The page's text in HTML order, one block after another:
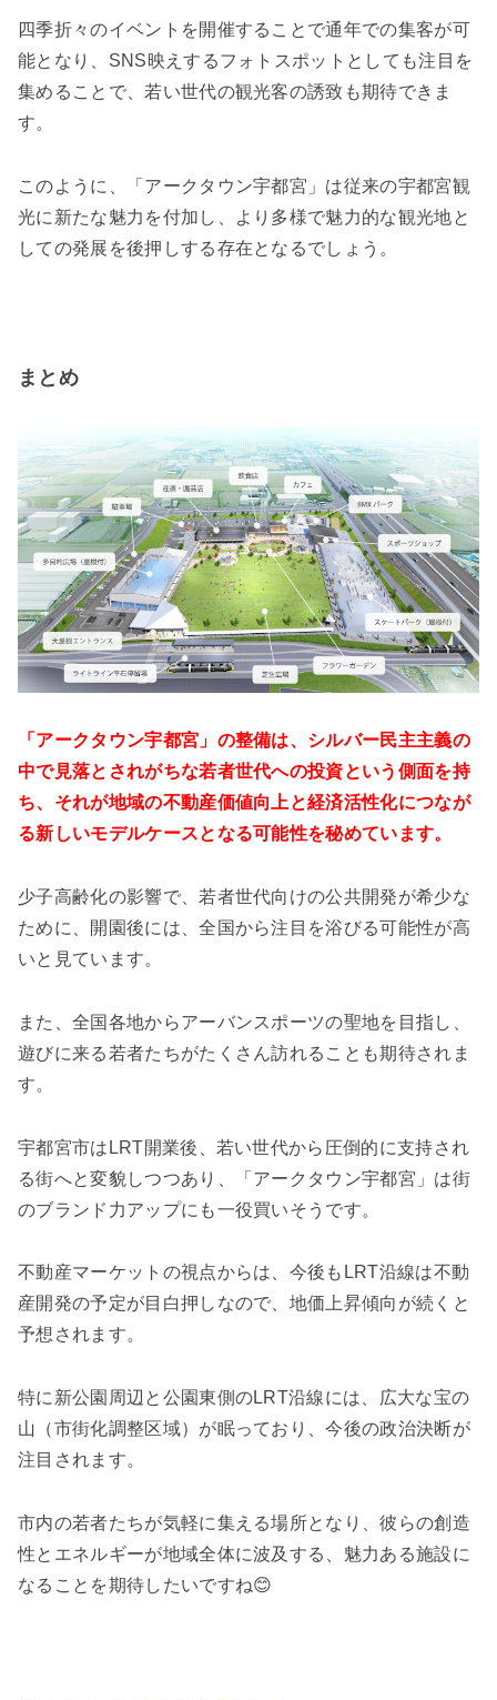
四季折々のイベントを開催することで通年での集客が可
能となり、SNS映えするフォトスポットとしても注目を
集めることで、若い世代の観光客の誘致も期待できま
す。
このように、「アークタウン宇都宮」は従来の宇都宮観
光に新たな魅力を付加し、より多様で魅力的な観光地と
しての発展を後押しする存在となるでしょう。
まとめ
「アークタウン宇都宮」の整備は、シルバー民主主義の
中で見落とされがちな若者世代への投資という側面を持
ち、それが地域の不動産価値向上と経済活性化につなが
る新しいモデルケースとなる可能性を秘めています。
少子高齢化の影響で、若者世代向けの公共開発が希少な
ために、開園後には、全国から注目を浴びる可能性が高
いと見ています。
また、全国各地からアーバンスポーツの聖地を目指し、
遊びに来る若者たちがたくさん訪れることも期待されま
す。
宇都宮市はLRT開業後、若い世代から圧倒的に支持され
る街へと変貌しつつあり、「アークタウン宇都宮」は街
のブランド力アップにも一役買いそうです。
不動産マーケットの視点からは、今後もLRT沿線は不動
産開発の予定が目白押しなので、地価上昇傾向が続くと
予想されます。
特に新公園周辺と公園東側のLRT沿線には、広大な宝の
山（市街化調整区域）が眠っており、今後の政治決断が
注目されます。
市内の若者たちが気軽に集える場所となり、彼らの創造
性とエネルギーが地域全体に波及する、魅力ある施設に
なることを期待したいですね😊